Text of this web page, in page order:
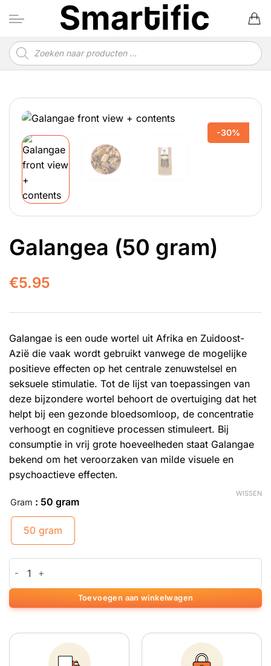
naar
Producten
zoeken
-30%
Galangea (50 gram)
€5.95
Galangae is een oude wortel uit Afrika en Zuidoost-
Azië die vaak wordt gebruikt vanwege de mogelijke
positieve effecten op het centrale zenuwstelsel en
seksuele stimulatie. Tot de lijst van toepassingen van
deze bijzondere wortel behoort de overtuiging dat het
helpt bij een gezonde bloedsomloop, de concentratie
verhoogt en cognitieve processen stimuleert. Bij
consumptie in vrij grote hoeveelheden staat Galangae
bekend om het veroorzaken van milde visuele en
psychoactieve effecten.
Gram : 50 gram
50 gram
WISSEN
Toevoegen aan winkelwagen